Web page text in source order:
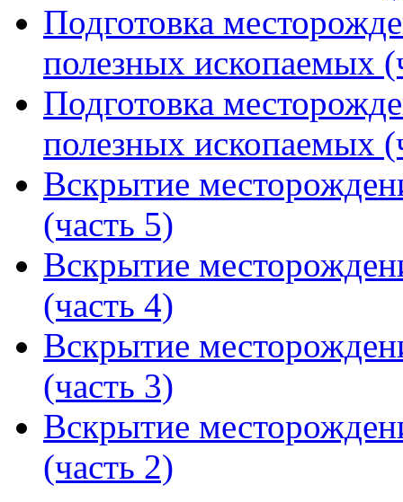
Подготовка
полезных ископаемых
Подготовка
полезных ископаемых
Вскрытие
(часть 5)
Вскрытие
(часть 4)
Вскрытие
(часть 3)
Вскрытие
(часть 2)